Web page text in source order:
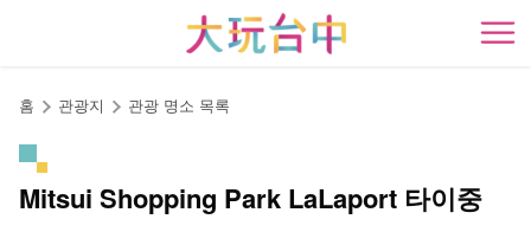
開
홈 관광지 관광 명소 목록
Mitsui Shopping Park LaLaport 타이중